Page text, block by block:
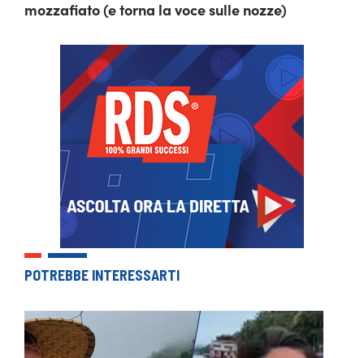
mozzafiato (e torna la voce sulle nozze)
POTREBBE INTERESSARTI